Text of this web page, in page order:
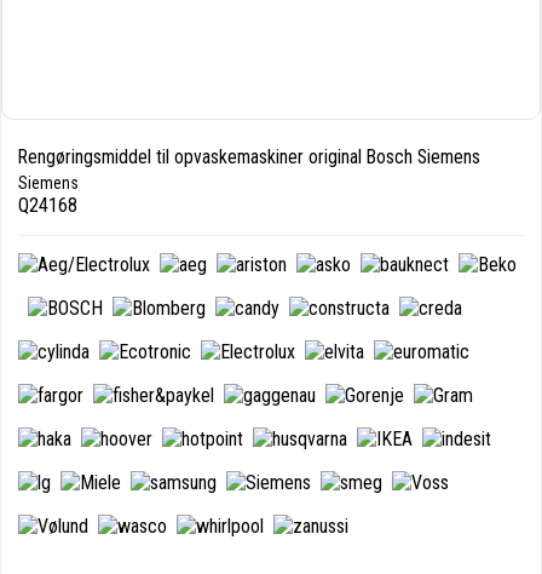
Rengøringsmiddel til opvaskemaskiner original Bosch Siemens
Siemens
Q24168